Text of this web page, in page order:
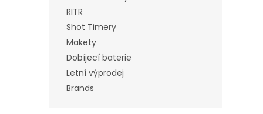
RITR
Shot Timery
Makety
Dobíjecí baterie
Letní výprodej
Brands